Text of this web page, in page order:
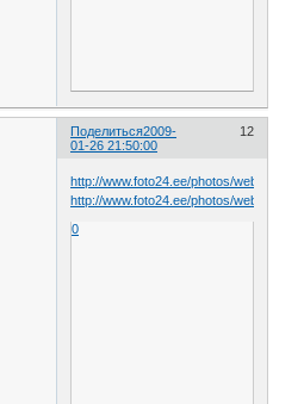
Поделиться 12
2009-
01-26 21:50:00
http://www.foto24.ee/photos/web/T/
http://www.foto24.ee/photos/web/T/
0